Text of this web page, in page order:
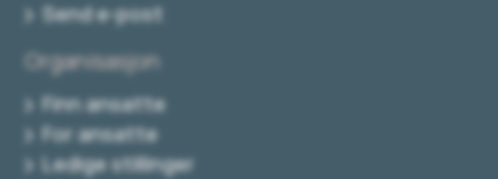
Send e-post
Organisasjon
Finn ansatte
For ansatte
Ledige stillinger